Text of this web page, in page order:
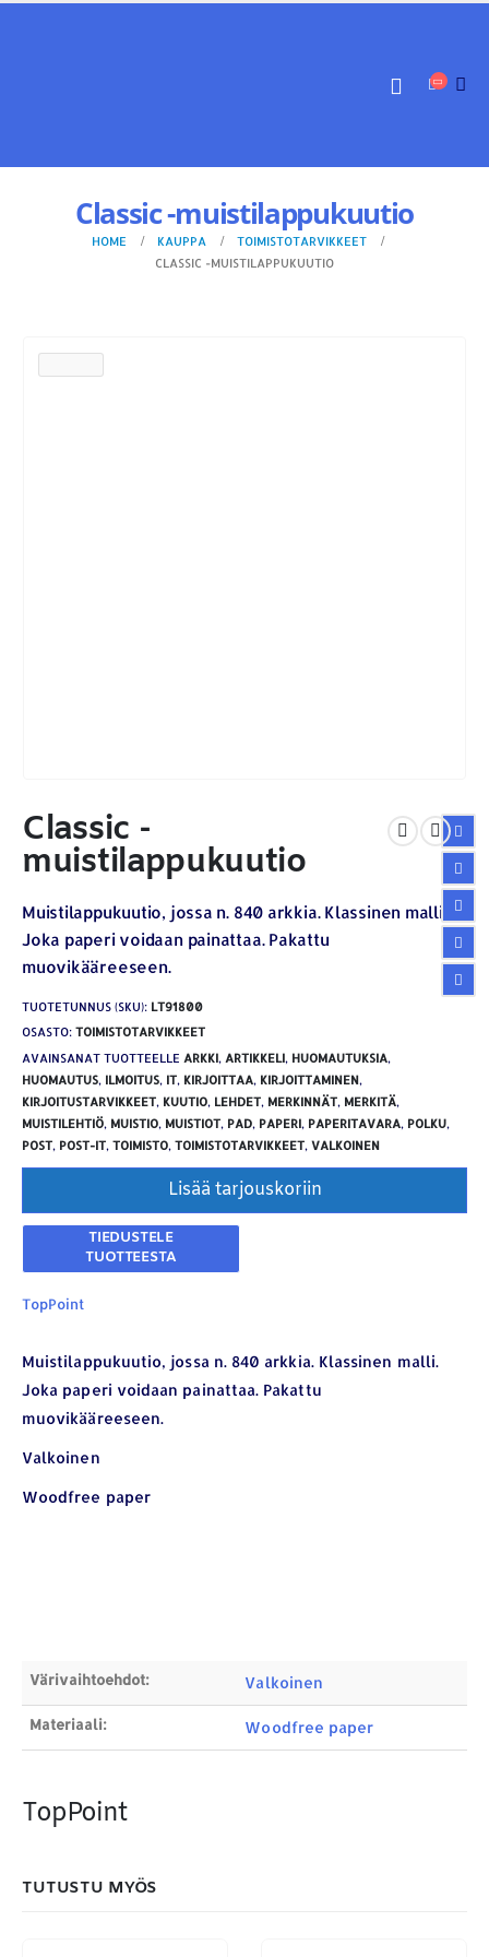
Classic -muistilappukuutio
HOME KAUPPA
TOIMISTOTARVIKKEET
CLASSIC -MUISTILAPPUKUUTIO
Classic -
muistilappukuutio
Muistilappukuutio, jossa n. 840 arkkia. Klassinen malli.
Joka paperi voidaan painattaa. Pakattu
muovikääreeseen.
TUOTETUNNUS (SKU): LT91800
OSASTO: TOIMISTOTARVIKKEET
AVAINSANAT TUOTTEELLE ARKKI, ARTIKKELI, HUOMAUTUKSIA,
HUOMAUTUS, ILMOITUS, IT, KIRJOITTAA, KIRJOITTAMINEN,
KIRJOITUSTARVIKKEET, KUUTIO, LEHDET, MERKINNÄT, MERKITÄ,
MUISTILEHTIÖ, MUISTIO, MUISTIOT, PAD, PAPERI, PAPERITAVARA, POLKU,
POST, POST-IT, TOIMISTO, TOIMISTOTARVIKKEET, VALKOINEN
Lisää tarjouskoriin
TopPoint
Muistilappukuutio, jossa n. 840 arkkia. Klassinen malli.
Joka paperi voidaan painattaa. Pakattu
muovikääreeseen.
Valkoinen
Woodfree paper
Värivaihtoehdot: Valkoinen
Materiaali: Woodfree paper
TopPoint
TUTUSTU MYÖS
Osoite: Hikivuorenkatu 14 C 20, 33710 Tampere
Puhelin: 040-7549431
MAKSUTAPAMME: